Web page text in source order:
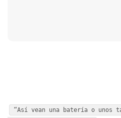
“Así vean una batería o unos